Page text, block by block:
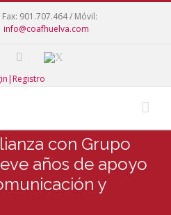
901.707.464 / Móvil:
info@coafhuelva.com
con Grupo
años de apoyo
y